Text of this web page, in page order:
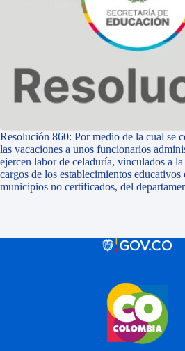
Resolución 860: Por medio de la cual se
las vacaciones a unos funcionarios
ejercen labor de celaduría, vinculados a
cargos de los establecimientos
municipios no certificados, del